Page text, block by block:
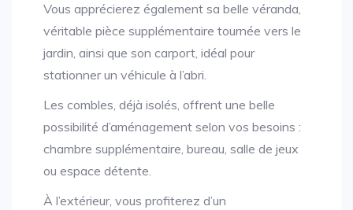
Vous apprécierez également sa belle véranda,
véritable pièce supplémentaire tournée vers le
jardin, ainsi que son carport, idéal pour
stationner un véhicule à l’abri.
Les combles, déjà isolés, offrent une belle
possibilité d’aménagement selon vos besoins :
chambre supplémentaire, bureau, salle de jeux
ou espace détente.
À l’extérieur, vous profiterez d’un